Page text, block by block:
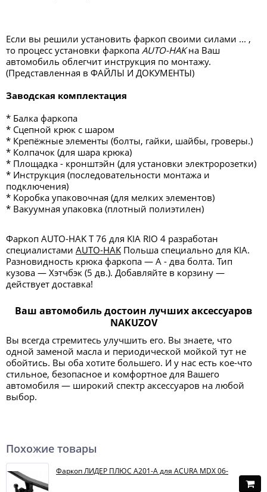
Если вы решили установить фаркоп своими силами ... ,
то процесс установки фаркопа AUTO-HAKна Ваш
автомобиль облегчит инструкция по монтажу.
(Представленная в ФАЙЛЫ И ДОКУМЕНТЫ)
Заводская комплектация
* Балка фаркопа
* Сцепной крюк с шаром
* Крепёжные элементы (болты, гайки, шайбы, гроверы.)
* Колпачок (для шара крюка)
* Площадка - кронштэйн (для установки электророзетки)
* Инструкция (последовательности монтажа и
подключения)
* Коробка упаковочная (для мелких элементов)
* Вакуумная упаковка (плотный полиэтилен)
Фаркоп AUTO-HAK T 76 для KIA RIO 4 разработан
специалистами AUTO-HAK Польша специально для KIA.
Разновидность крюка фаркопа — А - два болта. Тип
кузова — Хэтчбэк (5 дв.). Добавляйте в корзину —
действует доставка!
Ваш автомобиль достоин лучших аксессуаров
NAKUZOV
Вы всегда стремитесь улучшить его. Вы знаете, что
одной заменой масла и периодической мойкой тут не
обойтись. Вы оба хотите большего. И у нас есть кое-что
стильное, безопасное и комфортное для Вашего
автомобиля — широкий спектр аксессуаров на любой
выбор.
Похожие товары
Фаркоп ЛИДЕР ПЛЮС A201-A для ACURA MDX 06-